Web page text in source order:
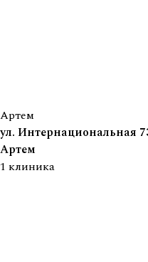
Артем
ул. Интернациональная
Артем
1 клиника